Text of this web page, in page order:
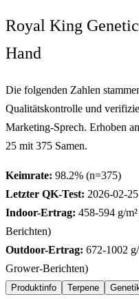
Royal King
Hand
Die folgenden Zahlen
Qualitätskontrolle und
Marketing-Sprech. Erhoben
25 mit 375 Samen.
Keimrate: 98.2% (n=375)
Letzter QK-Test: 2026-02-25
Indoor-Ertrag: 458-594 g/
Berichten)
Outdoor-Ertrag: 672-1002
Grower-Berichten)
Produktinfo Terpene